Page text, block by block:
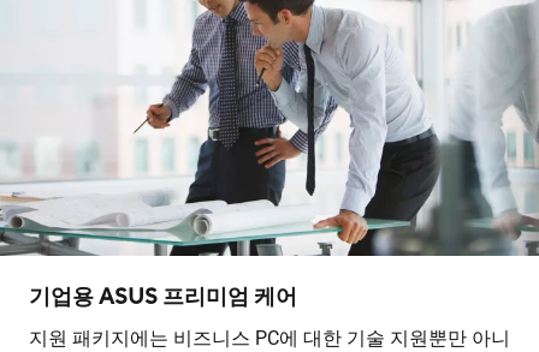
기업용 ASUS 프리미엄 케어
지원 패키지에는 비즈니스 PC에 대한 기술 지원뿐만 아니